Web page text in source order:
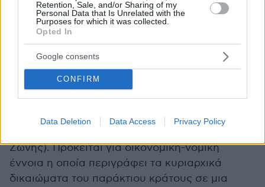
Retention, Sale, and/or Sharing of my
Personal Data that Is Unrelated with the
Purposes for which it was collected.
Opted In
Google consents
CONFIRM
Data Deletion Data Access Privacy Policy
Μοντέγκο Μπέι, η οποία εκσυγχρόνισε το
Δίκαιο της Θάλασσας. Η Τουρκία και ελάχιστες
χώρες δεν την έχουν υπογράψει. Η σύμβαση
Διεθνές Δίκαιο
στα μέσα της δεκαετίας
του 1990, όταν κυρώθηκε από τον
προβλεπόμενο αναγκαίο αριθμό χωρών-μελών
τουΟΗΕ (60) και ως τέτοια δεσμεύει και την
Τουρκία. Η εν λόγω σύμβαση εισήγαγε την
Ζώνης). Πρόκειται για οικονομική-νομική
έννοια η οποία περιγράφει τα κυριαρχικά
δικαιώματα του παράκτιου κράτους σε μια